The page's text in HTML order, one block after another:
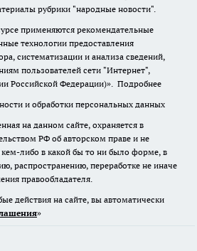
рубрики "народные новости".
применяются рекомендательные
технологии предоставления
систематизации и анализа сведений,
пользователей сети "Интернет",
Российской Федерации)». Подробнее
и обработки персональных данных
на данном сайте, охраняется в
РФ об авторском праве и не
либо в какой бы то ни было форме, в
распространению, переработке не иначе
правообладателя.
действия на сайте, вы автоматически
»